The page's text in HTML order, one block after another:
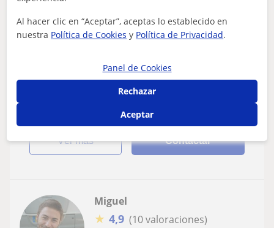
Física: Matemáticas básicas
Estudié en el Colegio Alemán. Soy Ingeniero Superior de
Telecomunicaciones con amplia experiencia
internacional. He vivido y trabajado dura...
ver más Contactar
Miguel
★ 4,9 (10 valoraciones)
Al hacer clic en “Aceptar”, aceptas lo establecido en
nuestra Política de Cookies y Política de Privacidad.
Panel de Cookies
Rechazar
Aceptar